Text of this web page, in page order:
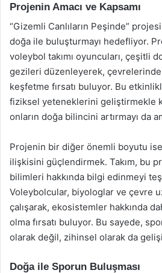
Projenin Amacı ve Kapsamı
“Gizemli Canlıların Peşinde”
doğa ile buluşturmayı hedefliyor.
voleybol takımı oyuncuları, çeşitli
gezileri düzenleyerek,
keşfetme fırsatı buluyor. Bu
fiziksel yeteneklerini geliştirmekle
onların doğa bilincini artırmayı da
Projenin bir diğer önemli boyutu
ilişkisini güçlendirmek. Takım, bu
bilimleri hakkında bilgi edinmeyi
Voleybolcular, biyologlar ve çevre
çalışarak, ekosistemler hakkında
olma fırsatı buluyor. Bu sayede,
olarak değil, zihinsel olarak da
Doğa ile Sporun Buluşması